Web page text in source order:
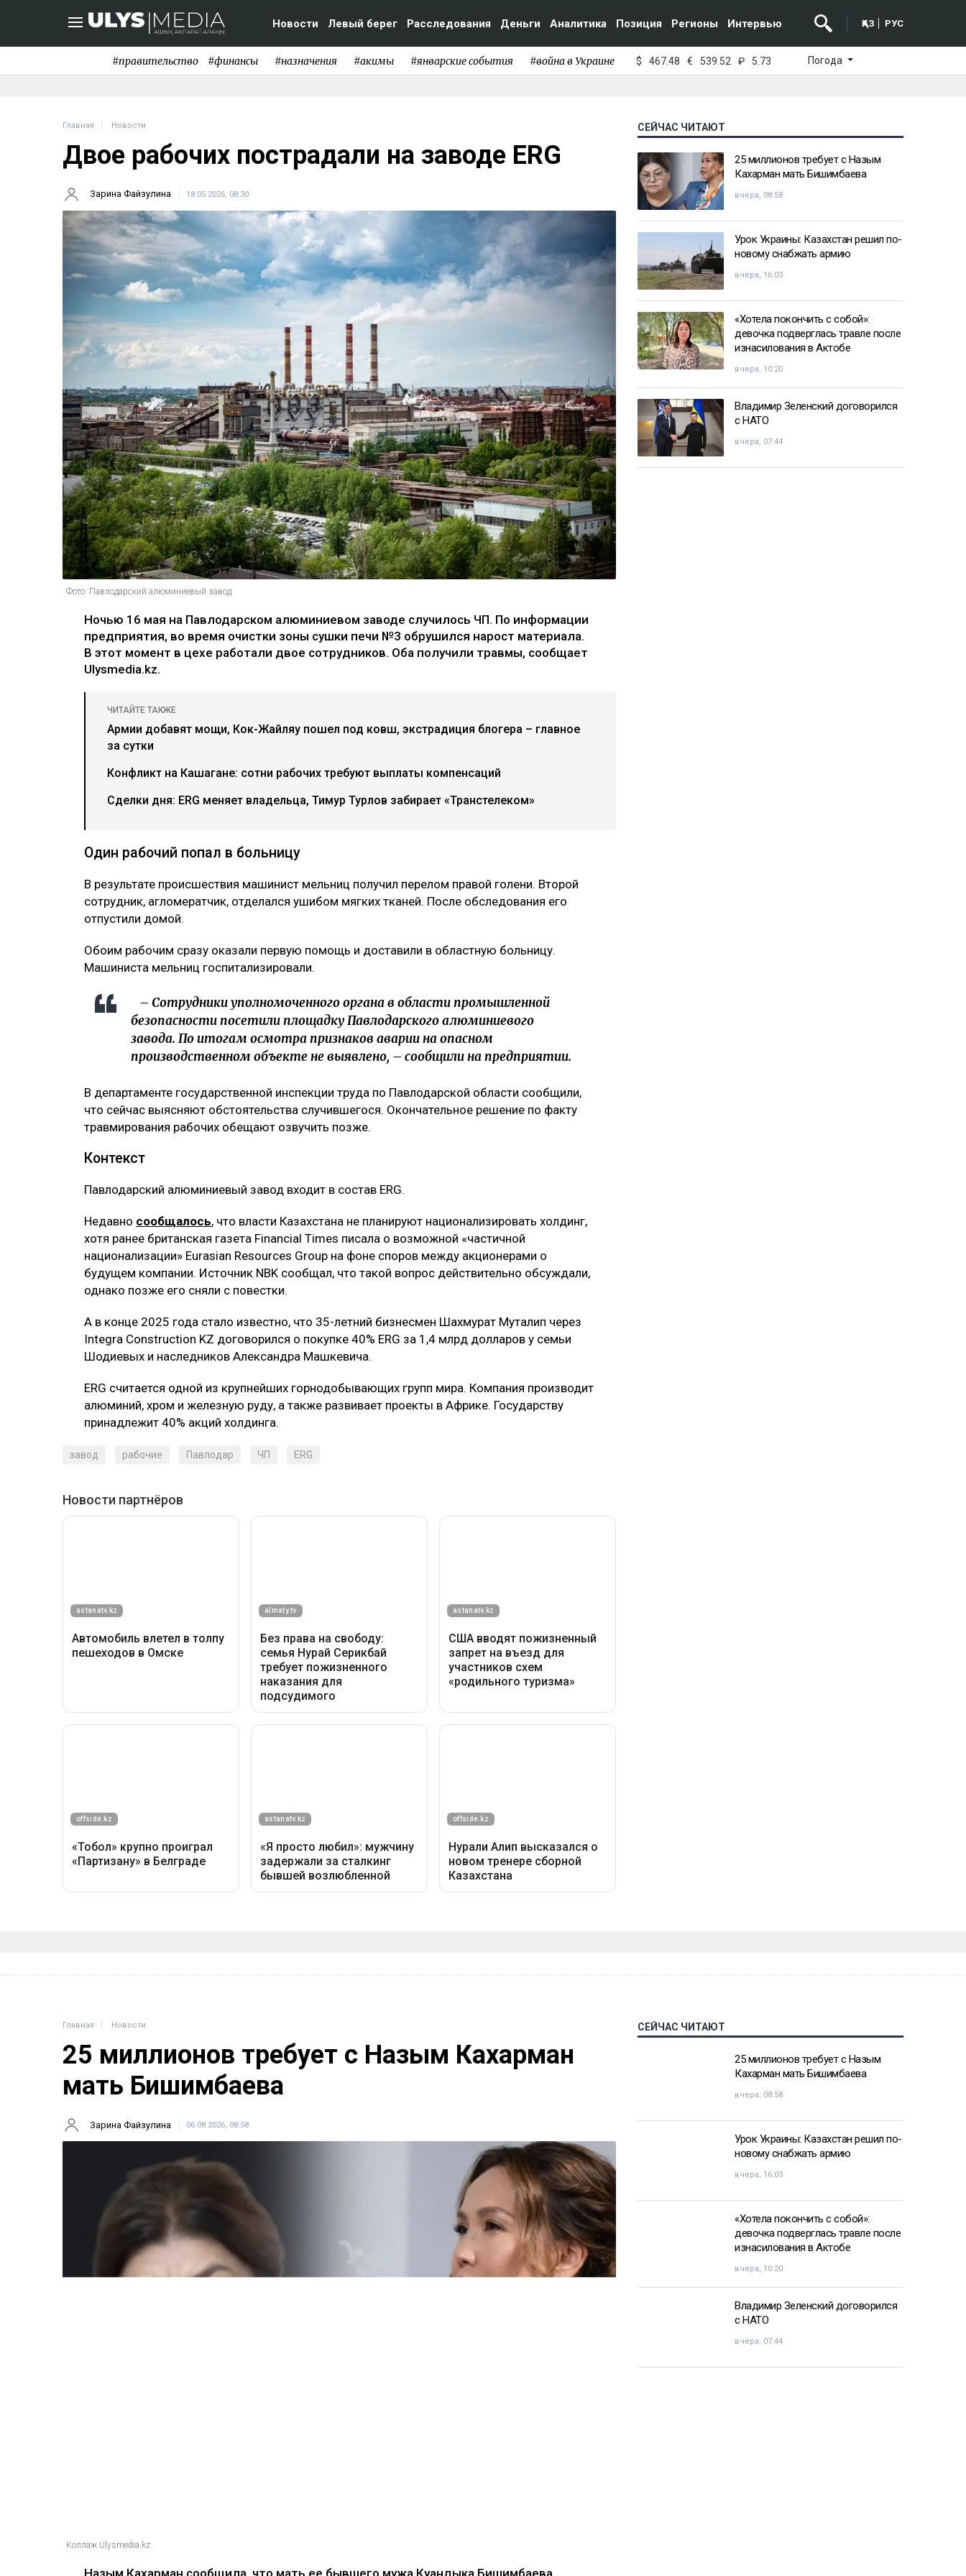
Новости Левый берег Расследования Деньги Аналитика Позиция Регионы Интервью ҚАЗ РУС
#правительство #финансы #назначения #акимы #январские события #война в Украине $ 467.48 € 539.52 ₽ 5.73 Погода
Главная Новости
Двое рабочих пострадали на заводе ERG
Зарина Файзулина 18.05.2026, 08:30
Фото: Павлодарский алюминиевый завод
Ночью 16 мая на Павлодарском алюминиевом заводе случилось ЧП. По информации
предприятия, во время очистки зоны сушки печи №3 обрушился нарост материала.
В этот момент в цехе работали двое сотрудников. Оба получили травмы, сообщает
Ulysmedia.kz.
ЧИТАЙТЕ ТАКЖЕ
Армии добавят мощи, Кок-Жайляу пошел под ковш, экстрадиция блогера – главное
за сутки
Конфликт на Кашагане: сотни рабочих требуют выплаты компенсаций
Сделки дня: ERG меняет владельца, Тимур Турлов забирает «Транстелеком»
Один рабочий попал в больницу
В результате происшествия машинист мельниц получил перелом правой голени. Второй
сотрудник, агломератчик, отделался ушибом мягких тканей. После обследования его
отпустили домой.
Обоим рабочим сразу оказали первую помощь и доставили в областную больницу.
Машиниста мельниц госпитализировали.
– Сотрудники уполномоченного органа в области промышленной
безопасности посетили площадку Павлодарского алюминиевого
завода. По итогам осмотра признаков аварии на опасном
производственном объекте не выявлено, – сообщили на предприятии.
В департаменте государственной инспекции труда по Павлодарской области сообщили,
что сейчас выясняют обстоятельства случившегося. Окончательное решение по факту
травмирования рабочих обещают озвучить позже.
Контекст
Павлодарский алюминиевый завод входит в состав ERG.
Недавно сообщалось, что власти Казахстана не планируют национализировать холдинг,
хотя ранее британская газета Financial Times писала о возможной «частичной
национализации» Eurasian Resources Group на фоне споров между акционерами о
будущем компании. Источник NBK сообщал, что такой вопрос действительно обсуждали,
однако позже его сняли с повестки.
А в конце 2025 года стало известно, что 35-летний бизнесмен Шахмурат Муталип через
Integra Construction KZ договорился о покупке 40% ERG за 1,4 млрд долларов у семьи
Шодиевых и наследников Александра Машкевича.
ERG считается одной из крупнейших горнодобывающих групп мира. Компания производит
алюминий, хром и железную руду, а также развивает проекты в Африке. Государству
принадлежит 40% акций холдинга.
завод рабочие Павлодар ЧП ERG
СЕЙЧАС ЧИТАЮТ
25 миллионов требует с Назым
Кахарман мать Бишимбаева
вчера, 08:58
Урок Украины: Казахстан решил по-
новому снабжать армию
вчера, 16:03
«Хотела покончить с собой»:
девочка подверглась травле после
изнасилования в Актобе
вчера, 10:20
Владимир Зеленский договорился
с НАТО
вчера, 07:44
Главная Новости
25 миллионов требует с Назым Кахарман
мать Бишимбаева
Зарина Файзулина 06.08.2026, 08:58
Коллаж Ulysmedia.kz
СЕЙЧАС ЧИТАЮТ
25 миллионов требует с Назым
Кахарман мать Бишимбаева
вчера, 08:58
Урок Украины: Казахстан решил по-
новому снабжать армию
вчера, 16:03
«Хотела покончить с собой»:
девочка подверглась травле после
изнасилования в Актобе
вчера, 10:20
Владимир Зеленский договорился
с НАТО
вчера, 07:44